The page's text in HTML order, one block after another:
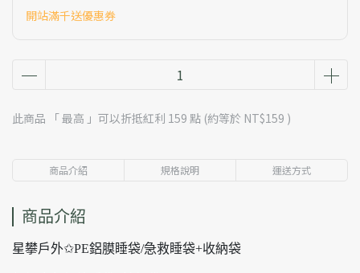
開站滿千送優惠券
此商品 「 最高 」可以折抵紅利 159 點 (約等於 NT$159 )
商品介紹 規格說明 運送方式
商品介紹
星攀戶外✩PE鋁膜睡袋/急救睡袋+收納袋